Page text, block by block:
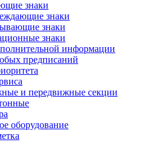
знаки
знаки
знаки
знаки
информации
предписаний
и передвижные секции
оборудование